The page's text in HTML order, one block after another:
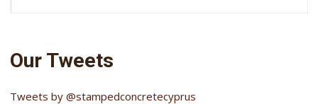
Our Tweets
Tweets by @stampedconcretecyprus